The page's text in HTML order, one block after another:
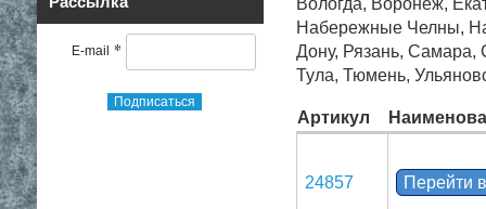
E-mail *
Подписаться
Вологда, Воронеж,
Набережные Челны,
Дону, Рязань, Самара,
Тула, Тюмень,
Артикул
24857 Перейти